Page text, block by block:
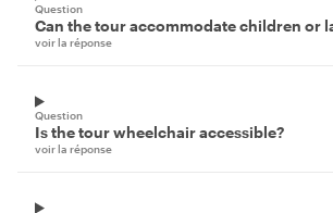
Question
Can the tour accommodate children or
voir la réponse
Question
Is the tour wheelchair accessible?
voir la réponse